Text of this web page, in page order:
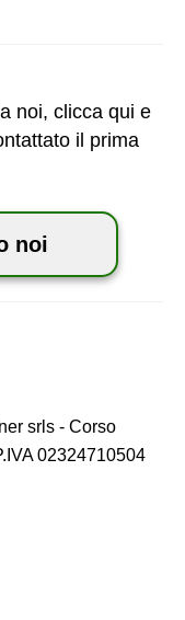
noi, clicca qui e
il prima
noi
srls - Corso
02324710504